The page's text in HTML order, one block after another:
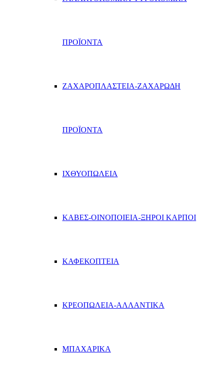
ΠΡΟΪΟΝΤΑ
ΖΑΧΑΡΟΠΛΑΣΤΕΙΑ-ΖΑΧΑΡΩΔΗ
ΠΡΟΪΟΝΤΑ
ΙΧΘΥΟΠΩΛΕΙΑ
ΚΑΒΕΣ-ΟΙΝΟΠΟΙΕΙΑ-ΞΗΡΟΙ ΚΑΡΠΟΙ
ΚΑΦΕΚΟΠΤΕΙΑ
ΚΡΕΟΠΩΛΕΙΑ-ΑΛΛΑΝΤΙΚΑ
ΜΠΑΧΑΡΙΚΑ